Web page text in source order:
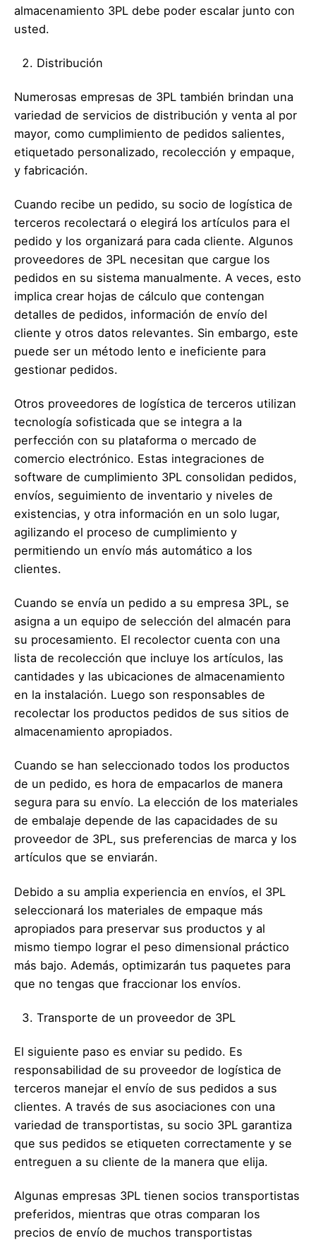
almacenamiento 3PL debe poder escalar junto con
usted.
Distribución
Numerosas empresas de 3PL también brindan una
variedad de servicios de distribución y venta al por
mayor, como cumplimiento de pedidos salientes,
etiquetado personalizado, recolección y empaque,
y fabricación.
Cuando recibe un pedido, su socio de logística de
terceros recolectará o elegirá los artículos para el
pedido y los organizará para cada cliente. Algunos
proveedores de 3PL necesitan que cargue los
pedidos en su sistema manualmente. A veces, esto
implica crear hojas de cálculo que contengan
detalles de pedidos, información de envío del
cliente y otros datos relevantes. Sin embargo, este
puede ser un método lento e ineficiente para
gestionar pedidos.
Otros proveedores de logística de terceros utilizan
tecnología sofisticada que se integra a la
perfección con su plataforma o mercado de
comercio electrónico. Estas integraciones de
software de cumplimiento 3PL consolidan pedidos,
envíos, seguimiento de inventario y niveles de
existencias, y otra información en un solo lugar,
agilizando el proceso de cumplimiento y
permitiendo un envío más automático a los
clientes.
Cuando se envía un pedido a su empresa 3PL, se
asigna a un equipo de selección del almacén para
su procesamiento. El recolector cuenta con una
lista de recolección que incluye los artículos, las
cantidades y las ubicaciones de almacenamiento
en la instalación. Luego son responsables de
recolectar los productos pedidos de sus sitios de
almacenamiento apropiados.
Cuando se han seleccionado todos los productos
de un pedido, es hora de empacarlos de manera
segura para su envío. La elección de los materiales
de embalaje depende de las capacidades de su
proveedor de 3PL, sus preferencias de marca y los
artículos que se enviarán.
Debido a su amplia experiencia en envíos, el 3PL
seleccionará los materiales de empaque más
apropiados para preservar sus productos y al
mismo tiempo lograr el peso dimensional práctico
más bajo. Además, optimizarán tus paquetes para
que no tengas que fraccionar los envíos.
Transporte de un proveedor de 3PL
El siguiente paso es enviar su pedido. Es
responsabilidad de su proveedor de logística de
terceros manejar el envío de sus pedidos a sus
clientes. A través de sus asociaciones con una
variedad de transportistas, su socio 3PL garantiza
que sus pedidos se etiqueten correctamente y se
entreguen a su cliente de la manera que elija.
Algunas empresas 3PL tienen socios transportistas
preferidos, mientras que otras comparan los
precios de envío de muchos transportistas